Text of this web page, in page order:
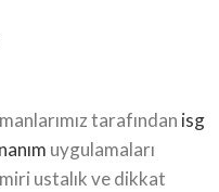
tarafından isg
uygulamaları
ustalık ve dikkat